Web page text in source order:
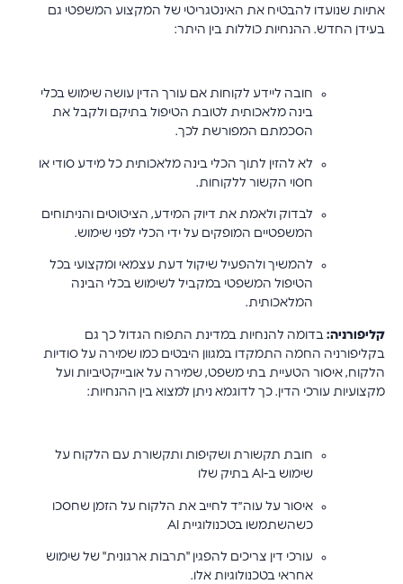
אתיות שנועדו להבטיח את האינטגריטי של המקצוע המשפטי גם
בעידן החדש. ההנחיות כוללות בין היתר:
חובה ליידע לקוחות אם עורך הדין עושה שימוש בכלי
בינה מלאכותית לטובת הטיפול בתיקם ולקבל את
הסכמתם המפורשת לכך.
לא להזין לתוך הכלי בינה מלאכותית כל מידע סודי או
חסוי הקשור ללקוחות.
לבדוק ולאמת את דיוק המידע, הציטוטים והניתוחים
המשפטיים המופקים על ידי הכלי לפני שימוש.
להמשיך ולהפעיל שיקול דעת עצמאי ומקצועי בכל
הטיפול המשפטי במקביל לשימוש בכלי הבינה
המלאכותית.
קליפורניה: בדומה להנחיות במדינת התפוח הגדול כך גם
בקליפורניה החמה התמקדו במגוון היבטים כמו שמירה על סודיות
הלקוח, איסור הטעיית בתי משפט, שמירה על אובייקטיביות ועל
מקצועיות עורכי הדין. כך לדוגמא ניתן למצוא בין ההנחיות:
חובת תקשורת ושקיפות ותקשורת עם הלקוח על
שימוש ב-AI בתיק שלו
איסור על עוה״ד לחייב את הלקוח על הזמן שחסכו
כשהשתמשו בטכנולוגיית AI
עורכי דין צריכים להפגין "תרבות ארגונית" של שימוש
אחראי בטכנולוגיות אלו.